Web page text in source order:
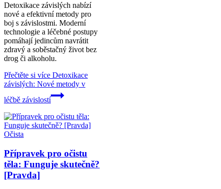
Detoxikace závislých nabízí
nové a efektivní metody pro
boj s závislostmi. Moderní
technologie a léčebné postupy
pomáhají jedincům navrátit
zdravý a soběstačný život bez
drog či alkoholu.
Přečtěte si více Detoxikace
závislých: Nové metody v
léčbě závislostí
Očista
Přípravek pro očistu
těla: Funguje skutečně?
[Pravda]